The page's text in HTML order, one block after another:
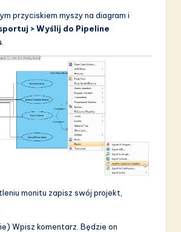
przyciskiem myszy na diagram i
> Wyślij do Pipeline
monitu zapisz swój projekt,
Wpisz komentarz. Będzie on